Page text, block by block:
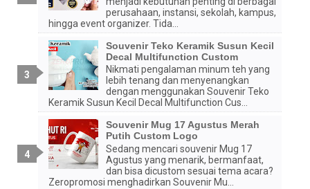
perusahaan, instansi, sekolah, kampus,
hingga event organizer. Tida...
Souvenir Teko Keramik Susun Kecil
Decal Multifunction Custom
Nikmati pengalaman minum teh yang
lebih tenang dan menyenangkan
dengan menggunakan Souvenir Teko
Keramik Susun Kecil Decal Multifunction Cus...
Souvenir Mug 17 Agustus Merah
Putih Custom Logo
Sedang mencari souvenir Mug 17
Agustus yang menarik, bermanfaat,
dan bisa dicustom sesuai tema acara?
Zeropromosi menghadirkan Souvenir Mu...